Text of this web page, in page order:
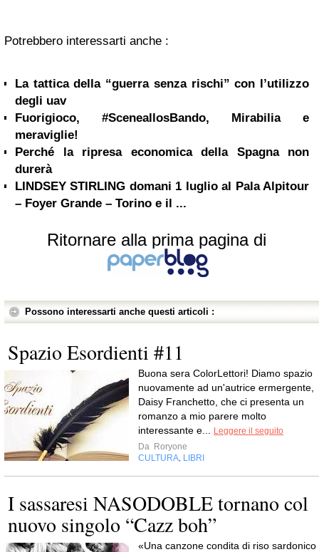
Potrebbero interessarti anche :
La tattica della “guerra senza rischi” con l’utilizzo
degli uav
Fuorigioco, #SceneallosBando, Mirabilia e
meraviglie!
Perché la ripresa economica della Spagna non
durerà
LINDSEY STIRLING domani 1 luglio al Pala Alpitour
– Foyer Grande – Torino e il ...
Ritornare alla prima pagina di
Possono interessarti anche questi articoli :
Spazio Esordienti #11
Buona sera ColorLettori! Diamo spazio
nuovamente ad un'autrice ermergente,
Daisy Franchetto, che ci presenta un
romanzo a mio parere molto
interessante e...
Leggere il seguito
Da Roryone
CULTURA LIBRI
I sassaresi NASODOBLE tornano col
nuovo singolo “Cazz boh”
«Una canzone condita di riso sardonico